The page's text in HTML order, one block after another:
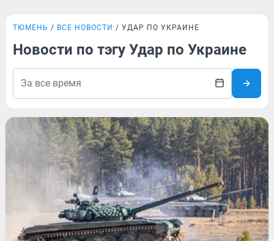
ТЮМЕНЬ ВСЕ НОВОСТИ УДАР ПО УКРАИНЕ
Новости по тэгу Удар по Украине